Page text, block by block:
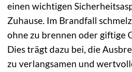
einen wichtigen
Zuhause. Im Brandfall
ohne zu brennen oder giftige
Dies trägt dazu bei, die
zu verlangsamen und